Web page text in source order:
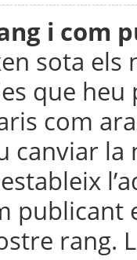
i com
sota
que
com
canviar
publicant
rang.